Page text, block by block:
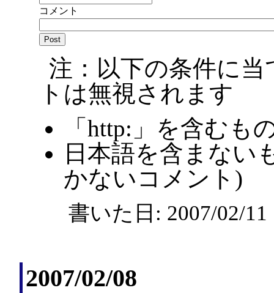
コメント
注：以下の条件に
トは無視されます
「http:」を含むも
日本語を含まない
かないコメント)
書いた日: 2007/02/
2007/02/08